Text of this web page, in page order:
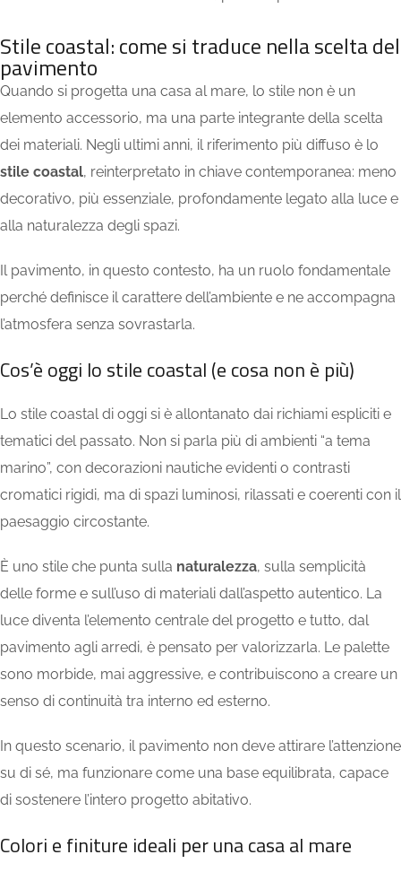
Stile coastal: come si traduce nella scelta del
pavimento
Quando si progetta una casa al mare, lo stile non è un
elemento accessorio, ma una parte integrante della scelta
dei materiali. Negli ultimi anni, il riferimento più diffuso è lo
stile coastal, reinterpretato in chiave contemporanea: meno
decorativo, più essenziale, profondamente legato alla luce e
alla naturalezza degli spazi.
Il pavimento, in questo contesto, ha un ruolo fondamentale
perché definisce il carattere dell’ambiente e ne accompagna
l’atmosfera senza sovrastarla.
Cos’è oggi lo stile coastal (e cosa non è più)
Lo stile coastal di oggi si è allontanato dai richiami espliciti e
tematici del passato. Non si parla più di ambienti “a tema
marino”, con decorazioni nautiche evidenti o contrasti
cromatici rigidi, ma di spazi luminosi, rilassati e coerenti con il
paesaggio circostante.
È uno stile che punta sulla naturalezza, sulla semplicità
delle forme e sull’uso di materiali dall’aspetto autentico. La
luce diventa l’elemento centrale del progetto e tutto, dal
pavimento agli arredi, è pensato per valorizzarla. Le palette
sono morbide, mai aggressive, e contribuiscono a creare un
senso di continuità tra interno ed esterno.
In questo scenario, il pavimento non deve attirare l’attenzione
su di sé, ma funzionare come una base equilibrata, capace
di sostenere l’intero progetto abitativo.
Colori e finiture ideali per una casa al mare